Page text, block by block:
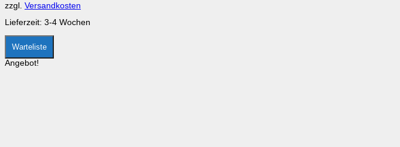
der
Produktseite
gewählt
werden
zzgl. Versandkosten
Lieferzeit: 3-4 Wochen
Warteliste
Angebot!